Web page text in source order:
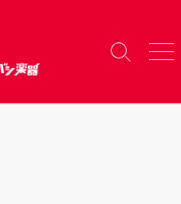
検
り
メ
ー